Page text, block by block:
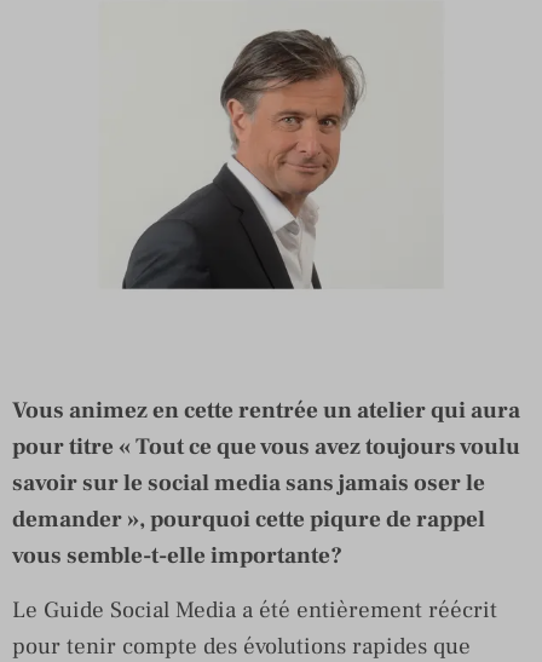
Vous animez en cette rentrée un atelier qui aura
pour titre « Tout ce que vous avez toujours voulu
savoir sur le social media sans jamais oser le
demander », pourquoi cette piqure de rappel
vous semble-t-elle importante?
Le Guide Social Media a été entièrement réécrit
pour tenir compte des évolutions rapides que